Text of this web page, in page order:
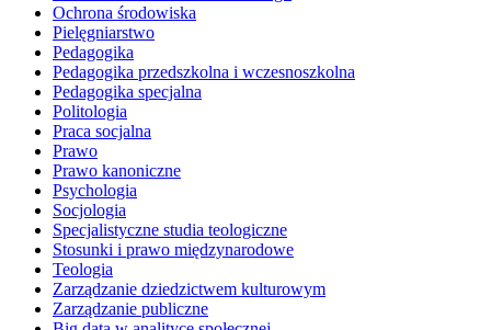
Ochrona środowiska
Pielęgniarstwo
Pedagogika
Pedagogika przedszkolna i wczesnoszkolna
Pedagogika specjalna
Politologia
Praca socjalna
Prawo
Prawo kanoniczne
Psychologia
Socjologia
Specjalistyczne studia teologiczne
Stosunki i prawo międzynarodowe
Teologia
Zarządzanie dziedzictwem kulturowym
Zarządzanie publiczne